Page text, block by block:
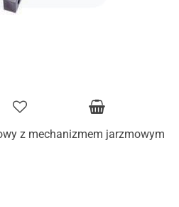
z mechanizmem jarzmowym